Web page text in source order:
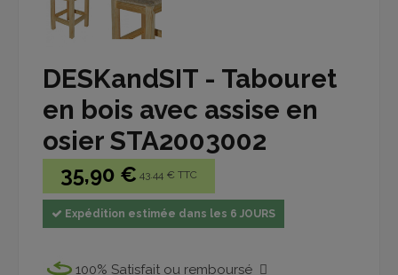
DESKandSIT - Tabouret
en bois avec assise en
osier STA2003002
35,90 € 43.44 € TTC
Expédition estimée dans les 6 JOURS
100% Satisfait ou remboursé